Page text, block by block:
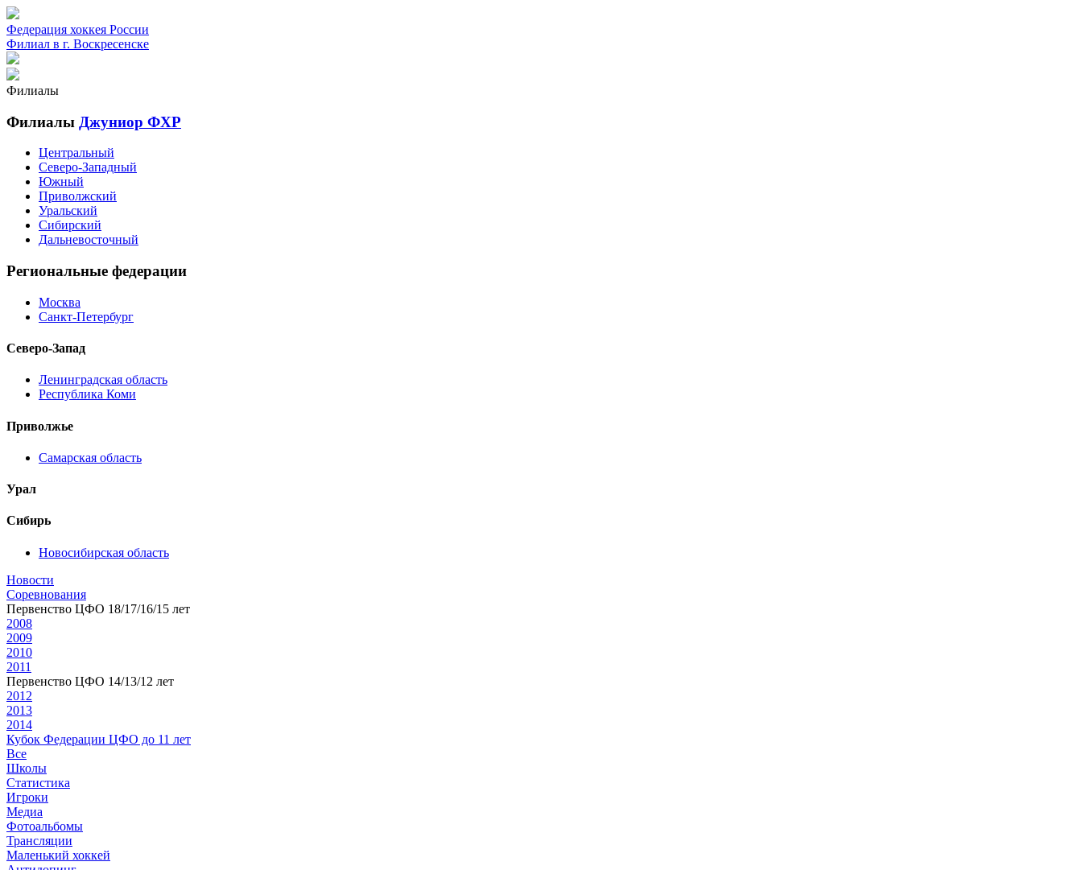
Федерация хоккея России
Филиал в г. Воскресенске
Филиалы
Филиалы Джуниор ФХР
Центральный
Северо-Западный
Южный
Приволжский
Уральский
Сибирский
Дальневосточный
Региональные федерации
Москва
Санкт-Петербург
Северо-Запад
Ленинградская область
Республика Коми
Приволжье
Самарская область
Урал
Сибирь
Новосибирская область
Новости
Соревнования
Первенство ЦФО 18/17/16/15 лет
2008
2009
2010
2011
Первенство ЦФО 14/13/12 лет
2012
2013
2014
Кубок Федерации ЦФО до 11 лет
Все
Школы
Статистика
Игроки
Медиа
Фотоальбомы
Трансляции
Маленький хоккей